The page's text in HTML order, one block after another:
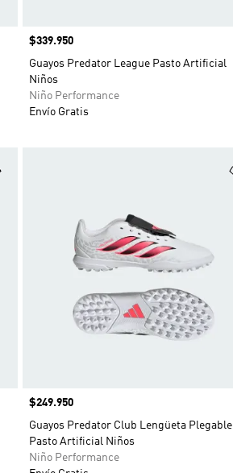
Precio
$339.950
Guayos Predator League Pasto Artificial
Niños
Niño Performance
Envío Gratis
Precio
$249.950
Guayos Predator Club Lengüeta Plegable
Pasto Artificial Niños
Niño Performance